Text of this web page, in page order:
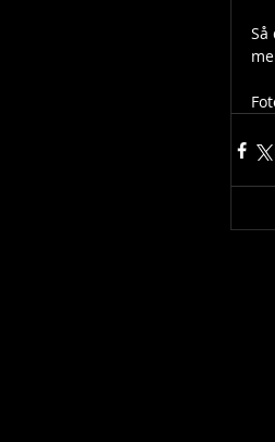
Så